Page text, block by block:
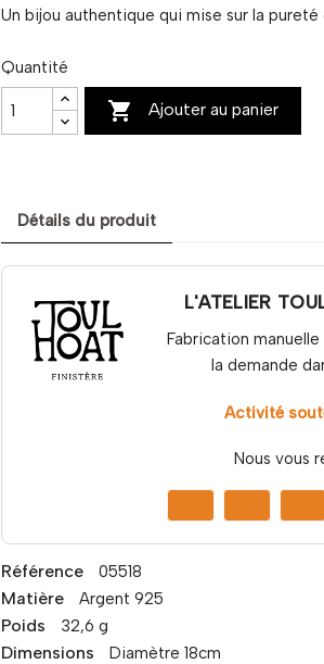
Un bijou authentique qui mise sur la
Quantité
 Ajouter au panier
Détails du produit
L'ATELIER
Fabrication
la demande
Activité
Nous vous
Référence 05518
Matière Argent 925
Poids 32,6 g
Dimensions Diamètre 18cm